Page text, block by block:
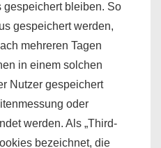
bleiben. So
gespeichert werden,
mehreren Tagen
in einem solchen
Nutzer gespeichert
oder
werden. Als „Third-
bezeichnet, die